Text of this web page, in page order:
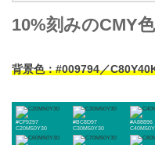
10%刻みのCMY
背景色：#009794／
#CF9297
C20M50Y30
#BC8D97
C30M50Y30
#A88896